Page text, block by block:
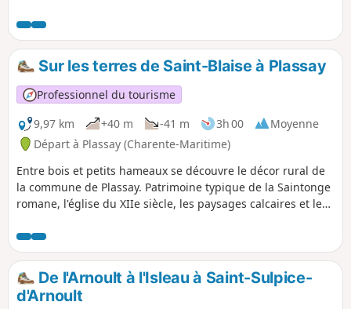
combleront la curiosité des randonneurs.
Sur les terres de Saint-Blaise à Plassay
Professionnel du tourisme
9,97 km
+40 m -41 m 3h 00
Moyenne
Départ à Plassay (Charente-Maritime)
Entre bois et petits hameaux se découvre le décor rural de
la commune de Plassay. Patrimoine typique de la Saintonge
romane, l'église du XIIe siècle, les paysages calcaires et les
randonneurs.
De l'Arnoult à l'Isleau à Saint-Sulpice-
d'Arnoult